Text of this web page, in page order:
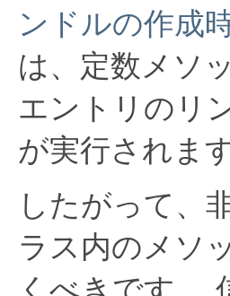
ンドルの作成
は、定数メソ
エントリのリ
が実行されます
したがって、
ラス内のメソ
くべきです。